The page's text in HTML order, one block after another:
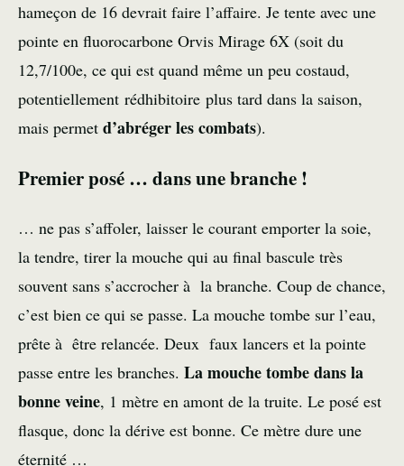
hameçon de 16 devrait faire l’affaire. Je tente avec une
pointe en fluorocarbone Orvis Mirage 6X (soit du
12,7/100e, ce qui est quand même un peu costaud,
potentiellement rédhibitoire plus tard dans la saison,
mais permet d’abréger les combats).
Premier posé … dans une branche !
… ne pas s’affoler, laisser le courant emporter la soie,
la tendre, tirer la mouche qui au final bascule très
souvent sans s’accrocher à la branche. Coup de chance,
c’est bien ce qui se passe. La mouche tombe sur l’eau,
prête à être relancée. Deux faux lancers et la pointe
passe entre les branches. La mouche tombe dans la
bonne veine, 1 mètre en amont de la truite. Le posé est
flasque, donc la dérive est bonne. Ce mètre dure une
éternité …